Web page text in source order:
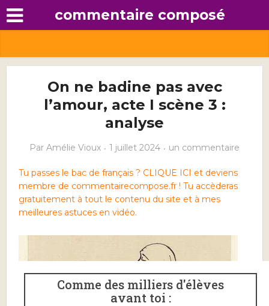
commentaire composé
On ne badine pas avec
l’amour, acte I scène 3 :
analyse
Par Amélie Vioux 1 juillet 2024 un commentaire
Tu passes le bac de français ? CLIQUE ICI et deviens
membre de commentairecompose.fr ! Tu accèderas
gratuitement à tout le contenu du site et à mes
meilleures astuces en vidéo.
Comme des milliers d'élèves
avant toi :